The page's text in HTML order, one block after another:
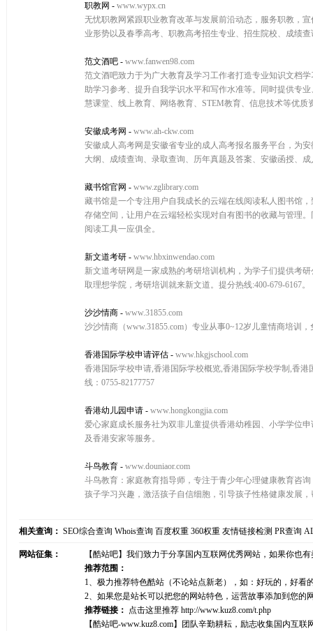
职教网 - www.wypx.cn
无忧职教网紧跟职业教育改革与发展前沿动态，服务职教，
业形势以及春季高考、职教高考招生专业、招生院校、成绩
范文酒吧 - www.fanwen98.com
范文酒吧致力于为广大教育及学习工作者打造专业知识文档
助学习参考、提升自我学识水平和写作水准等。同时提供专
慧课堂、线上教育、网络教育、STEM教育、信息技术等优
安徽成考网 - www.ah-ckw.com
安徽成人高考网是安徽省专业的成人高考报名服务平台，为
大纲、成绩查询、录取查询、历年真题及答案、安徽函授、
藏书馆官网 - www.zglibrary.com
藏书馆是一个专注用户自我成长的云端在线阅读私人图书馆
存储空间，让用户在云端轻松实现对自有图书的收藏与管理
阅读工具一应俱全。
新文道考研 - www.hbxinwendao.com
新文道考研网是一家成熟的考研培训机构，为学子们提供考
取理想学院，考研培训就来新文道。提分热线:400-679-6167。
沙沙情商 - www.31855.com
沙沙情商（www.31855.com）专业从事0~12岁儿童情商培训
香港国际学校申请评估 - www.hkgjschool.com
香港国际学校申请,香港国际学校概览,香港国际学校学制,香
线：0755-82177757
香港幼儿园申请 - www.hongkongjia.com
爱心家庭成长服务社为双非儿童提供香港幼稚园、小学学位
及香港安家等服务。
斗鸟教育 - www.douniaor.com
斗鸟教育：家庭教育指导师，专注于青少年心理健康教育咨
孩子学习兴趣，激活孩子自信细胞，引导孩子性格健康发展
相关查询： SEO综合查询 Whois查询 百度权重 360权重 友情链接检测 PR查询
网站征集：
【酷站吧】我们致力于分享国内互联网优秀网站，如果你也
推荐范围：
1、极力推荐特色酷站（不论站点新老），如：好玩的，好
2、如果您是站长可以把您的网站特色，运营故事添加到您
推荐链接： 点击这里推荐 http://www.kuz8.com/t.php
【酷站吧-www.kuz8.com】团队辛勤耕耘，励志收集国内互